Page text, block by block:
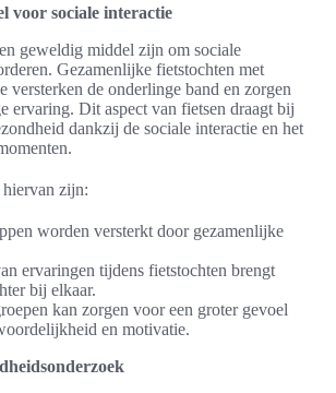
voor sociale interactie
geweldig middel zijn om sociale
Gezamenlijke fietstochten met
versterken de onderlinge band en zorgen
ervaring. Dit aspect van fietsen draagt bij
dankzij de sociale interactie en het
zijn:
worden versterkt door gezamenlijke
ervaringen tijdens fietstochten brengt
bij elkaar.
kan zorgen voor een groter gevoel
en motivatie.